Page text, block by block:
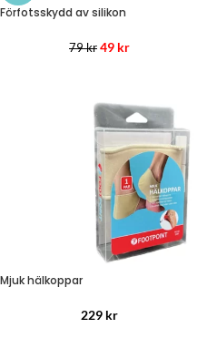
Förfotsskydd av silikon
79kr 49 kr
Mjuk hälkoppar
229 kr